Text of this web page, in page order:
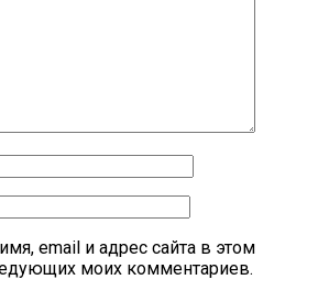
email и адрес сайта в этом
моих комментариев.